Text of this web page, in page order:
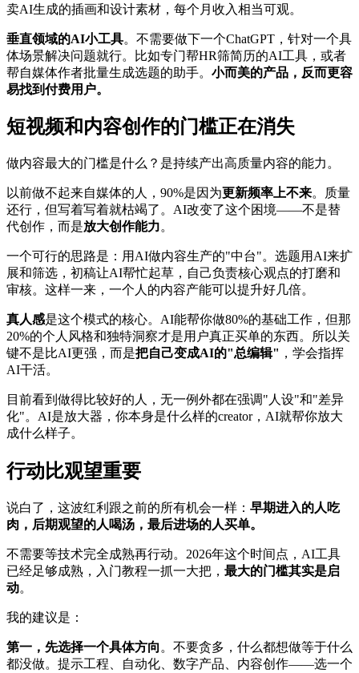
卖AI生成的插画和设计素材，每个月收入相当可观。
垂直领域的AI小工具。不需要做下一个ChatGPT，针对一个具
体场景解决问题就行。比如专门帮HR筛简历的AI工具，或者
帮自媒体作者批量生成选题的助手。 小而美的产品，反而更容
易找到付费用户。
短视频和内容创作的门槛正在消失
做内容最大的门槛是什么？是持续产出高质量内容的能力。
以前做不起来自媒体的人，90%是因为更新频率上不来。质量
还行，但写着写着就枯竭了。AI改变了这个困境——不是替
代创作，而是放大创作能力。
一个可行的思路是：用AI做内容生产的"中台"。选题用AI来扩
展和筛选，初稿让AI帮忙起草，自己负责核心观点的打磨和
审核。这样一来，一个人的内容产能可以提升好几倍。
真人感是这个模式的核心。AI能帮你做80%的基础工作，但那
20%的个人风格和独特洞察才是用户真正买单的东西。所以关
键不是比AI更强，而是把自己变成AI的"总编辑" ，学会指挥
AI干活。
目前看到做得比较好的人，无一例外都在强调"人设"和"差异
化"。AI是放大器，你本身是什么样的creator，AI就帮你放大
成什么样子。
行动比观望重要
说白了，这波红利跟之前的所有机会一样： 早期进入的人吃
肉，后期观望的人喝汤，最后进场的人买单。
不需要等技术完全成熟再行动。2026年这个时间点，AI工具
已经足够成熟，入门教程一抓一大把， 最大的门槛其实是启
动。
我的建议是：
第一，先选择一个具体方向 。不要贪多，什么都想做等于什么
都没做。提示工程、自动化、数字产品、内容创作——选一个